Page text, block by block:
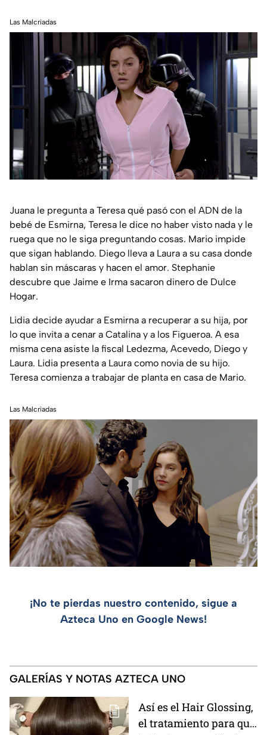
Las Malcriadas
Juana le pregunta a Teresa qué pasó con el ADN de la
bebé de Esmirna, Teresa le dice no haber visto nada y le
ruega que no le siga preguntando cosas. Mario impide
que sigan hablando. Diego lleva a Laura a su casa donde
hablan sin máscaras y hacen el amor. Stephanie
descubre que Jaime e Irma sacaron dinero de Dulce
Hogar.
Lidia decide ayudar a Esmirna a recuperar a su hija, por
lo que invita a cenar a Catalina y a los Figueroa. A esa
misma cena asiste la fiscal Ledezma, Acevedo, Diego y
Laura. Lidia presenta a Laura como novia de su hijo.
Teresa comienza a trabajar de planta en casa de Mario.
Las Malcriadas
¡No te pierdas nuestro contenido, sigue a
Azteca Uno en Google News!
GALERÍAS Y NOTAS AZTECA UNO
Así es el Hair Glossing,
el tratamiento para que